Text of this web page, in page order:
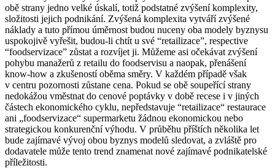
obě strany jedno velké úskalí, totiž podstatné zvýšení komplexity,
složitosti jejich podnikání. Zvýšená komplexita vytváří zvýšené
náklady a tuto přímou úměrnost budou nuceny oba modely byznysu
uspokojivě vyřešit, budou-li chtít u své “retailizace”, respective
“foodservizace” zůstat a rozvíjet ji. Můžeme asi očekávat zvýšení
pohybu manažerů z retailu do foodservisu a naopak, přenášení
know-how a zkušeností oběma směry. V každém případě však
v centru pozornosti zůstane cena. Pokud se obě soupeřící strany
nedokážou vměstnat do cenové poptávky v době recese i v jiných
částech ekonomického cyklu, nepředstavuje “retailizace“ restaurace
ani „foodservizace“ supermarketu žádnou ekonomickou nebo
strategickou konkurenční výhodu. V průběhu příštích několika let
bude zajímavé vývoj obou byznys modelů sledovat, a zvláště pro
dodavatele může tento trend znamenat nové zajímavé podnikatelské
příležitosti.